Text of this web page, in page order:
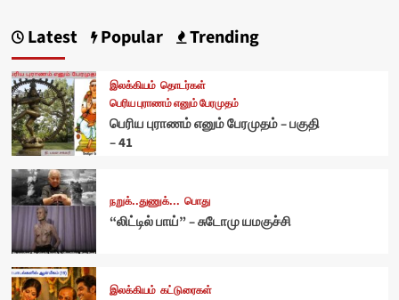
Latest Popular Trending
இலக்கியம் தொடர்கள்
பெரிய புராணம் எனும் பேரமுதம்
பெரிய புராணம் எனும் பேரமுதம் – பகுதி
– 41
நறுக்..துணுக்... பொது
“லிட்டில் பாய்” – சுடோமு யமகுச்சி
இலக்கியம் கட்டுரைகள்